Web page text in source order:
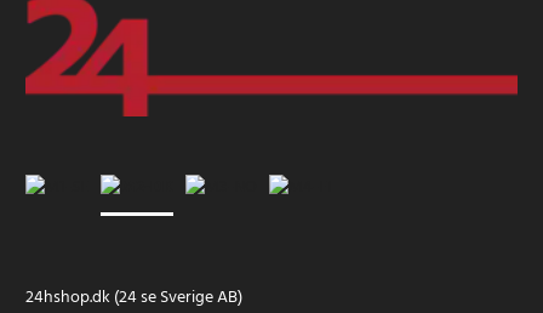
24hshop.dk (24 se Sverige AB)